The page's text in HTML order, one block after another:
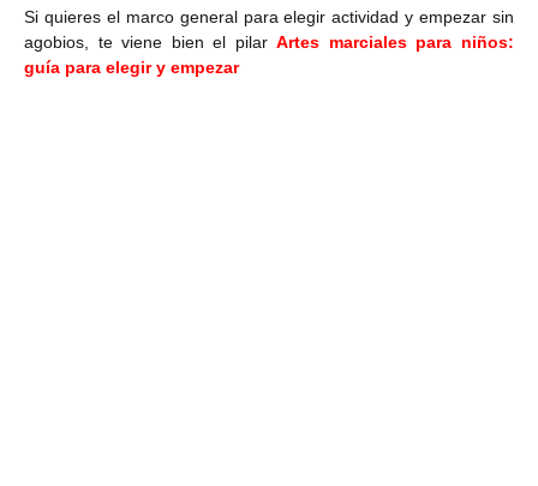
Si quieres el marco general para elegir actividad y empezar sin
agobios, te viene bien el pilarArtes marciales para niños:
guía para elegir y empezar